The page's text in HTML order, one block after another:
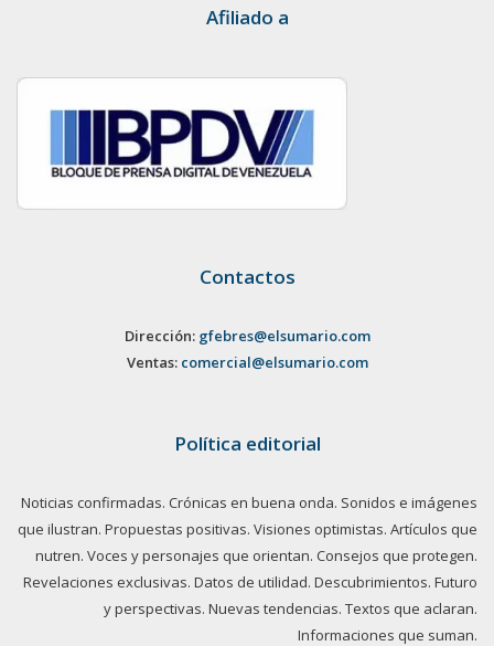
Afiliado a
Contactos
Dirección: gfebres@elsumario.com
Ventas: comercial@elsumario.com
Política editorial
Noticias confirmadas. Crónicas en buena onda. Sonidos e imágenes
que ilustran. Propuestas positivas. Visiones optimistas. Artículos que
nutren. Voces y personajes que orientan. Consejos que protegen.
Revelaciones exclusivas. Datos de utilidad. Descubrimientos. Futuro
y perspectivas. Nuevas tendencias. Textos que aclaran.
Informaciones que suman.